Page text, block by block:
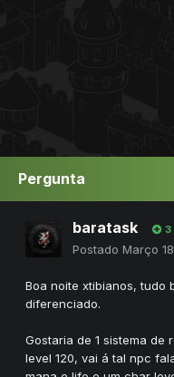
Pergunta
baratask 3
Postado Março
Boa noite xtibianos, tudo
diferenciado.
Gostaria de 1 sistema de
level 120, vai á tal npc